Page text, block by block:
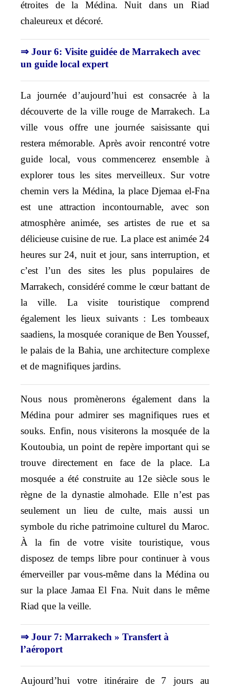
étroites de la Médina. Nuit dans un Riad
chaleureux et décoré.
⇒ Jour 6: Visite guidée de Marrakech avec
un guide local expert
La journée d’aujourd’hui est consacrée à la
découverte de la ville rouge de Marrakech. La
ville vous offre une journée saisissante qui
restera mémorable. Après avoir rencontré votre
guide local, vous commencerez ensemble à
explorer tous les sites merveilleux. Sur votre
chemin vers la Médina, la place Djemaa el-Fna
est une attraction incontournable, avec son
atmosphère animée, ses artistes de rue et sa
délicieuse cuisine de rue. La place est animée 24
heures sur 24, nuit et jour, sans interruption, et
c’est l’un des sites les plus populaires de
Marrakech, considéré comme le cœur battant de
la ville. La visite touristique comprend
également les lieux suivants : Les tombeaux
saadiens, la mosquée coranique de Ben Youssef,
le palais de la Bahia, une architecture complexe
et de magnifiques jardins.
Nous nous promènerons également dans la
Médina pour admirer ses magnifiques rues et
souks. Enfin, nous visiterons la mosquée de la
Koutoubia, un point de repère important qui se
trouve directement en face de la place. La
mosquée a été construite au 12e siècle sous le
règne de la dynastie almohade. Elle n’est pas
seulement un lieu de culte, mais aussi un
symbole du riche patrimoine culturel du Maroc.
À la fin de votre visite touristique, vous
disposez de temps libre pour continuer à vous
émerveiller par vous-même dans la Médina ou
sur la place Jamaa El Fna. Nuit dans le même
Riad que la veille.
⇒ Jour 7: Marrakech » Transfert à
l’aéroport
Aujourd’hui votre itinéraire de 7 jours au